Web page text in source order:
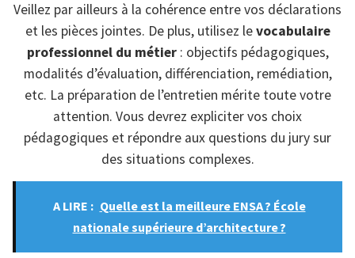
Veillez par ailleurs à la cohérence entre vos déclarations
et les pièces jointes. De plus, utilisez levocabulaire
professionnel du métier: objectifs pédagogiques,
modalités d’évaluation, différenciation, remédiation,
etc. La préparation de l’entretien mérite toute votre
attention. Vous devrez expliciter vos choix
pédagogiques et répondre aux questions du jury sur
des situations complexes.
A LIRE : Quelle est la meilleure ENSA ? École
nationale supérieure d’architecture ?